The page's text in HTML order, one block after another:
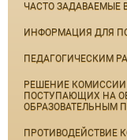
ЧАСТО ЗАДАВАЕМЫЕ
ИНФОРМАЦИЯ ДЛЯ
ПЕДАГОГИЧЕСКИМ
РЕШЕНИЕ
ПОСТУПАЮЩИХ НА
ОБРАЗОВАТЕЛЬНЫМ
ПРОТИВОДЕЙСТВИЕ